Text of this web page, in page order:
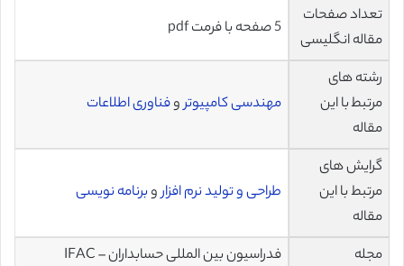
تعداد صفحات
مقاله انگلیسی
5 صفحه با فرمت pdf
رشته های
مرتبط با این
مقاله
مهندسی کامپیوتروفناوری اطلاعات
گرایش های
مرتبط با این
مقاله
طراحی و تولید نرم افزاروبرنامه نویسی
مجله
فدراسیون بین المللی حسابداران – IFAC